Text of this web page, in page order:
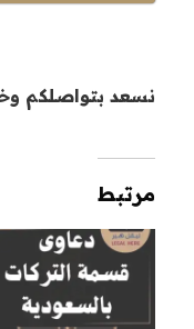
نسعد بتواصلكم
مرتبط